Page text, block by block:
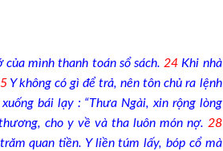
mình thanh toán sổ sách. 24 Khi nhà
Y không có gì để trả, nên tôn chủ ra lệnh
bái lạy : “Thưa Ngài, xin rộng lòng
cho y về và tha luôn món nợ. 28
quan tiền. Y liền túm lấy, bóp cổ mà